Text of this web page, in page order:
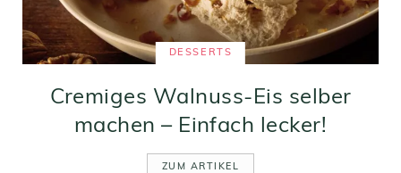
DESSERTS
Cremiges Walnuss-Eis selber
machen – Einfach lecker!
ZUM ARTIKEL